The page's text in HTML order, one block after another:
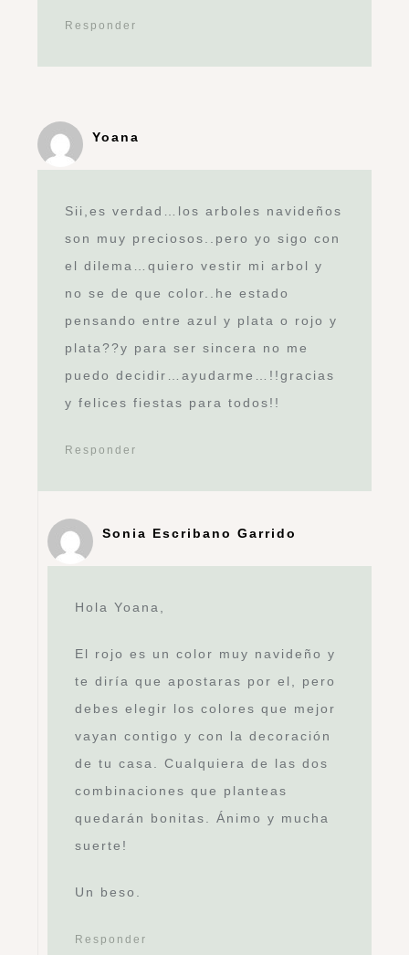
Responder
Yoana
Sii,es verdad…los arboles navideños
son muy preciosos..pero yo sigo con
el dilema…quiero vestir mi arbol y
no se de que color..he estado
pensando entre azul y plata o rojo y
plata??y para ser sincera no me
puedo decidir…ayudarme…!!gracias
y felices fiestas para todos!!
Responder
Sonia Escribano Garrido
Hola Yoana,
El rojo es un color muy navideño y
te diría que apostaras por el, pero
debes elegir los colores que mejor
vayan contigo y con la decoración
de tu casa. Cualquiera de las dos
combinaciones que planteas
quedarán bonitas. Ánimo y mucha
suerte!
Un beso.
Responder